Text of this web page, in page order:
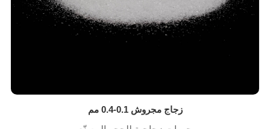
زجاج مجروش 0.1-0.4 مم